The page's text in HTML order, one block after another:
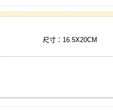
尺寸：16.5X20CM